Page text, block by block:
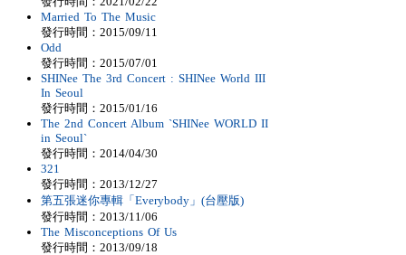
Married To The Music
發行時間：2015/09/11
Odd
發行時間：2015/07/01
SHINee The 3rd Concert : SHINee World III
In Seoul
發行時間：2015/01/16
The 2nd Concert Album `SHINee WORLD II
in Seoul`
發行時間：2014/04/30
321
發行時間：2013/12/27
第五張迷你專輯「Everybody」(台壓版)
發行時間：2013/11/06
The Misconceptions Of Us
發行時間：2013/09/18